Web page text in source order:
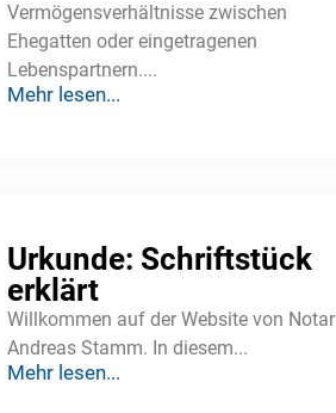
Vermögensverhältnisse zwischen
Ehegatten oder eingetragenen
Lebenspartnern....
Mehr lesen...
Urkunde: Schriftstück
erklärt
Willkommen auf der Website von Notar
Andreas Stamm. In diesem...
Mehr lesen...